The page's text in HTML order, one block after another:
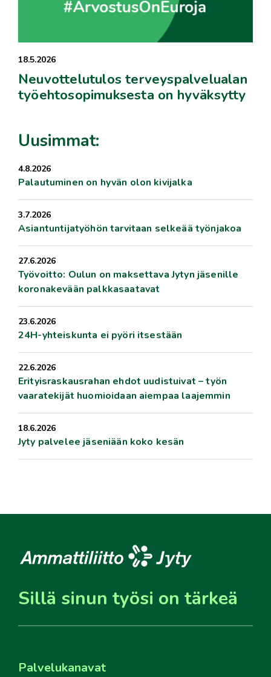
18.5.2026
Neuvottelutulos terveyspalvelualan
työehtosopimuksesta on hyväksytty
Uusimmat:
4.8.2026
Palautuminen on hyvän olon kivijalka
3.7.2026
Asiantuntijatyöhön tarvitaan selkeää työnjakoa
27.6.2026
Työvoitto: Oulun on maksettava Jytyn jäsenille
koronakevään palkkasaatavat
23.6.2026
24H-yhteiskunta ei pyöri itsestään
22.6.2026
Erityisraskausrahan ehdot uudistuivat – työn
vaaratekijät huomioidaan aiempaa laajemmin
18.6.2026
Jyty palvelee jäseniään koko kesän
Sillä sinun työsi on tärkeä
Palvelukanavat